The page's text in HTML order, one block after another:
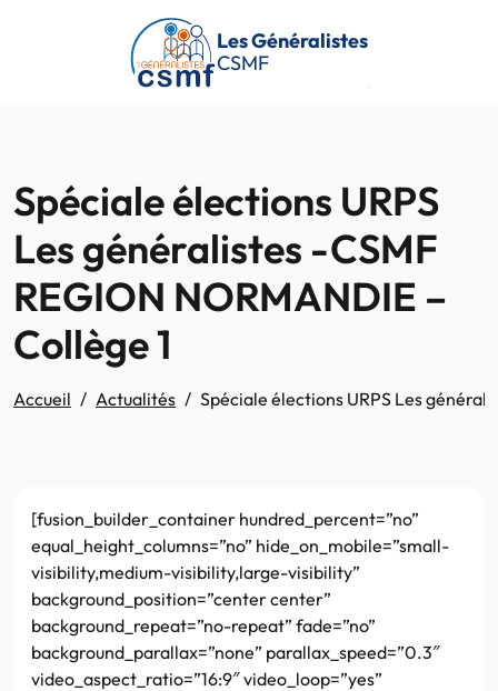
Passer au contenu principal
Les Généralistes
CSMF
Spéciale élections URPS
Les généralistes -CSMF
REGION NORMANDIE –
Collège 1
Accueil Actualités Spéciale élections URPS Les
[fusion_builder_container hundred_percent=”no”
equal_height_columns=”no” hide_on_mobile=”small-
visibility,medium-visibility,large-visibility”
background_position=”center center”
background_repeat=”no-repeat” fade=”no”
background_parallax=”none” parallax_speed=”0.3″
video_aspect_ratio=”16:9″ video_loop=”yes”